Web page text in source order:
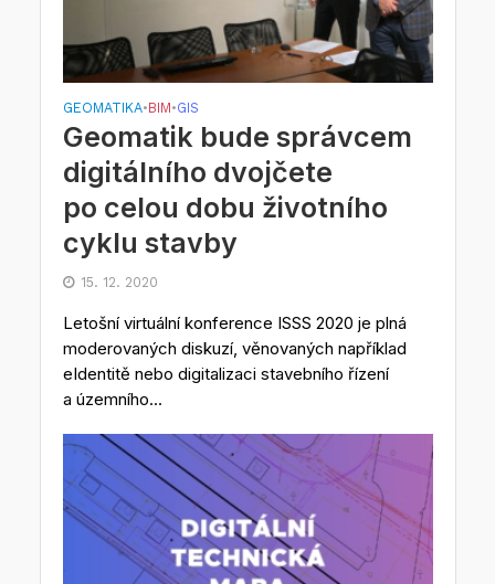
GEOMATIKA•BIM•GIS
Geomatik bude správcem
digitálního dvojčete
po celou dobu životního
cyklu stavby
15. 12. 2020
Letošní virtuální konference ISSS 2020 je plná
moderovaných diskuzí, věnovaných například
eIdentitě nebo digitalizaci stavebního řízení
a územního...